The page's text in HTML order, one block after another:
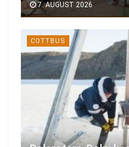
7. AUGUST 2026
COTTBUS